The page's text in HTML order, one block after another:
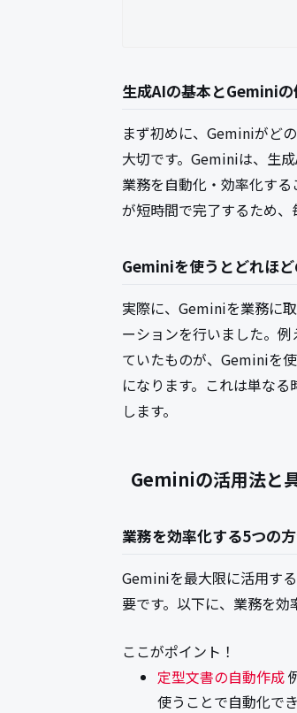
生成AIの基本とGemini
まず初めに、Geminiがど
大切です。Geminiは、生
業務を自動化・効率化す
が短時間で完了するため、
Geminiを使うとどれほ
実際に、Geminiを業務に
ーションを行いました。
ていたものが、Geminiを
になります。これは単な
します。
Geminiの活用法と
業務を効率化する5つの
Geminiを最大限に活用す
要です。以下に、業務を効
ここがポイント！
定型文書の自動作成
使うことで自動化で